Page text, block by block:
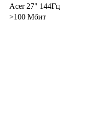
Acer 27" 144Гц
>100 Мбит